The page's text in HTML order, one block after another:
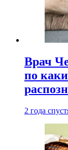
Врач
по
2 года